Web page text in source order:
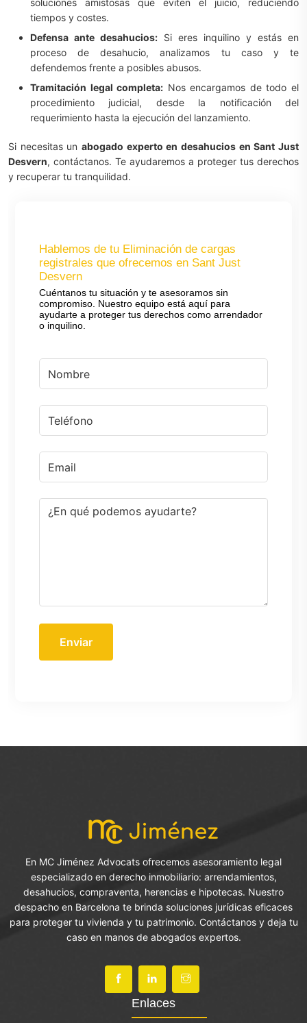
soluciones amistosas que eviten el juicio, reduciendo
tiempos y costes.
Defensa ante desahucios: Si eres inquilino y estás en
proceso de desahucio, analizamos tu caso y te
defendemos frente a posibles abusos.
Tramitación legal completa: Nos encargamos de todo el
procedimiento judicial, desde la notificación del
requerimiento hasta la ejecución del lanzamiento.
Si necesitas un abogado experto en desahucios en Sant Just
Desvern, contáctanos. Te ayudaremos a proteger tus derechos
y recuperar tu tranquilidad.
Hablemos de tu Eliminación de cargas
registrales que ofrecemos en Sant Just
Desvern
Cuéntanos tu situación y te asesoramos sin
compromiso. Nuestro equipo está aquí para
ayudarte a proteger tus derechos como arrendador
o inquilino.
Enviar
En MC Jiménez Advocats ofrecemos asesoramiento legal
especializado en derecho inmobiliario: arrendamientos,
desahucios, compraventa, herencias e hipotecas. Nuestro
despacho en Barcelona te brinda soluciones jurídicas eficaces
para proteger tu vivienda y tu patrimonio. Contáctanos y deja tu
caso en manos de abogados expertos.
Enlaces